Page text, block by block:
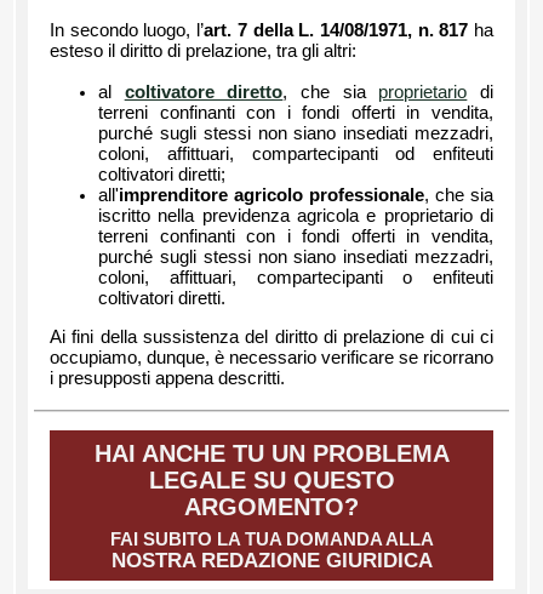
In secondo luogo, l’art. 7 della L. 14/08/1971, n. 817 ha
esteso il diritto di prelazione, tra gli altri:
al coltivatore diretto, che sia proprietario di
terreni confinanti con i fondi offerti in vendita,
purché sugli stessi non siano insediati mezzadri,
coloni, affittuari, compartecipanti od enfiteuti
coltivatori diretti;
all'imprenditore agricolo professionale, che sia
iscritto nella previdenza agricola e proprietario di
terreni confinanti con i fondi offerti in vendita,
purché sugli stessi non siano insediati mezzadri,
coloni, affittuari, compartecipanti o enfiteuti
coltivatori diretti.
Ai fini della sussistenza del diritto di prelazione di cui ci
occupiamo, dunque, è necessario verificare se ricorrano
i presupposti appena descritti.
HAI ANCHE TU UN PROBLEMA
LEGALE SU QUESTO
ARGOMENTO?
FAI SUBITO LA TUA DOMANDA ALLA
NOSTRA REDAZIONE GIURIDICA